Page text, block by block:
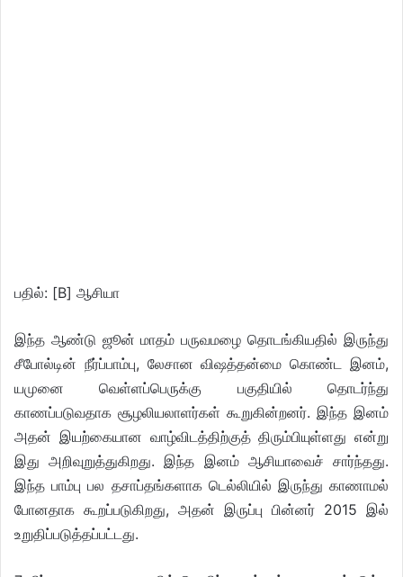
பதில்: [B] ஆசியா
இந்த ஆண்டு ஜூன் மாதம் பருவமழை தொடங்கியதில் இருந்து
சீபோல்டின் நீர்ப்பாம்பு, லேசான விஷத்தன்மை கொண்ட இனம்,
யமுனை வெள்ளப்பெருக்கு பகுதியில் தொடர்ந்து
காணப்படுவதாக சூழலியலாளர்கள் கூறுகின்றனர். இந்த இனம்
அதன் இயற்கையான வாழ்விடத்திற்குத் திரும்பியுள்ளது என்று
இது அறிவுறுத்துகிறது. இந்த இனம் ஆசியாவைச் சார்ந்தது.
இந்த பாம்பு பல தசாப்தங்களாக டெல்லியில் இருந்து காணாமல்
போனதாக கூறப்படுகிறது, அதன் இருப்பு பின்னர் 2015 இல்
உறுதிப்படுத்தப்பட்டது.